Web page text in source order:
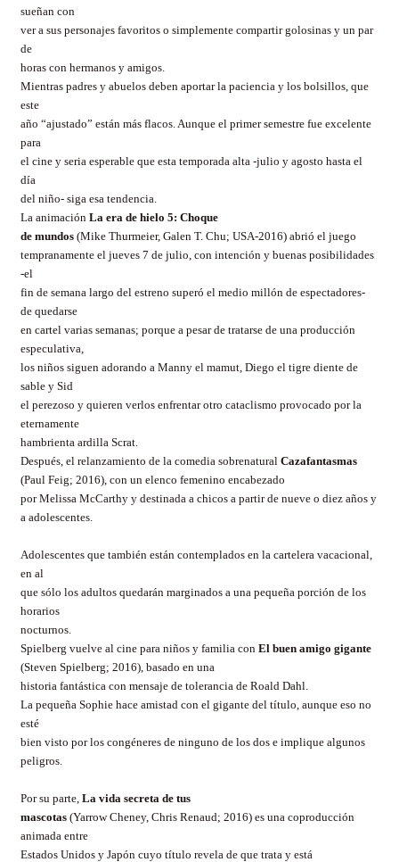
sueñan con
ver a sus personajes favoritos o simplemente compartir golosinas y un par
de
horas con hermanos y amigos.
Mientras padres y abuelos deben aportar la paciencia y los bolsillos, que
este
año “ajustado” están más flacos. Aunque el primer semestre fue excelente
para
el cine y seria esperable que esta temporada alta -julio y agosto hasta el
día
del niño- siga esa tendencia.
La animación La era de hielo 5: Choque
de mundos (Mike Thurmeier, Galen T. Chu; USA-2016) abrió el juego
tempranamente el jueves 7 de julio, con intención y buenas posibilidades
-el
fin de semana largo del estreno superó el medio millón de espectadores-
de quedarse
en cartel varias semanas; porque a pesar de tratarse de una producción
especulativa,
los niños siguen adorando a Manny el mamut, Diego el tigre diente de
sable y Sid
el perezoso y quieren verlos enfrentar otro cataclismo provocado por la
eternamente
hambrienta ardilla Scrat.
Después, el relanzamiento de la comedia sobrenatural Cazafantasmas
(Paul Feig; 2016), con un elenco femenino encabezado
por Melissa McCarthy y destinada a chicos a partir de nueve o diez años y
a adolescentes.
Adolescentes que también están contemplados en la cartelera vacacional,
en al
que sólo los adultos quedarán marginados a una pequeña porción de los
horarios
nocturnos.
Spielberg vuelve al cine para niños y familia con El buen amigo gigante
(Steven Spielberg; 2016), basado en una
historia fantástica con mensaje de tolerancia de Roald Dahl.
La pequeña Sophie hace amistad con el gigante del título, aunque eso no
esté
bien visto por los congéneres de ninguno de los dos e implique algunos
peligros.
Por su parte, La vida secreta de tus
mascotas (Yarrow Cheney, Chris Renaud; 2016) es una coproducción
animada entre
Estados Unidos y Japón cuyo título revela de que trata y está